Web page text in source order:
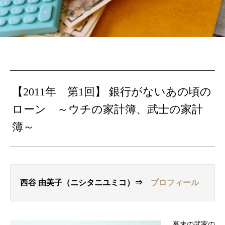
【2011年 第1回】銀行がないあの頃の
ローン ～ ウチの家計簿、武士の家計
簿～
西谷 由美子（ニシタニユミコ）⇒ プロフィール